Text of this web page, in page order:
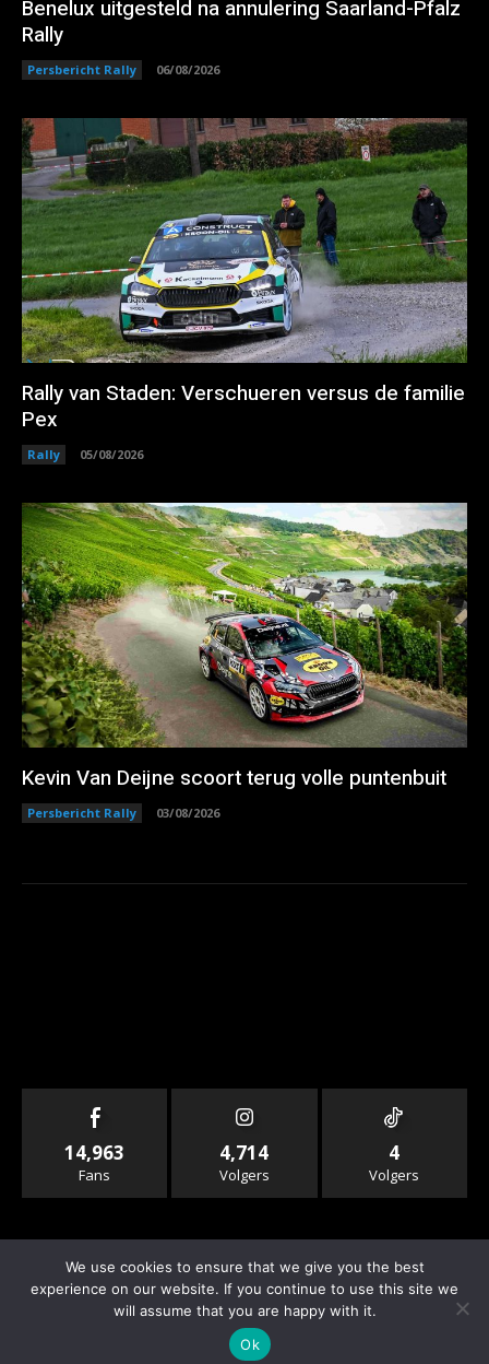
Benelux uitgesteld na annulering Saarland-Pfalz
Rally
Persbericht Rally 06/08/2026
Rally van Staden: Verschueren versus de familie
Pex
Rally 05/08/2026
Kevin Van Deijne scoort terug volle puntenbuit
Persbericht Rally 03/08/2026
14,963
Fans
4,714
Volgers
4
Volgers
Info & Contact
We use cookies to ensure that we give you the best
experience on our website. If you continue to use this site we
will assume that you are happy with it.
Ok